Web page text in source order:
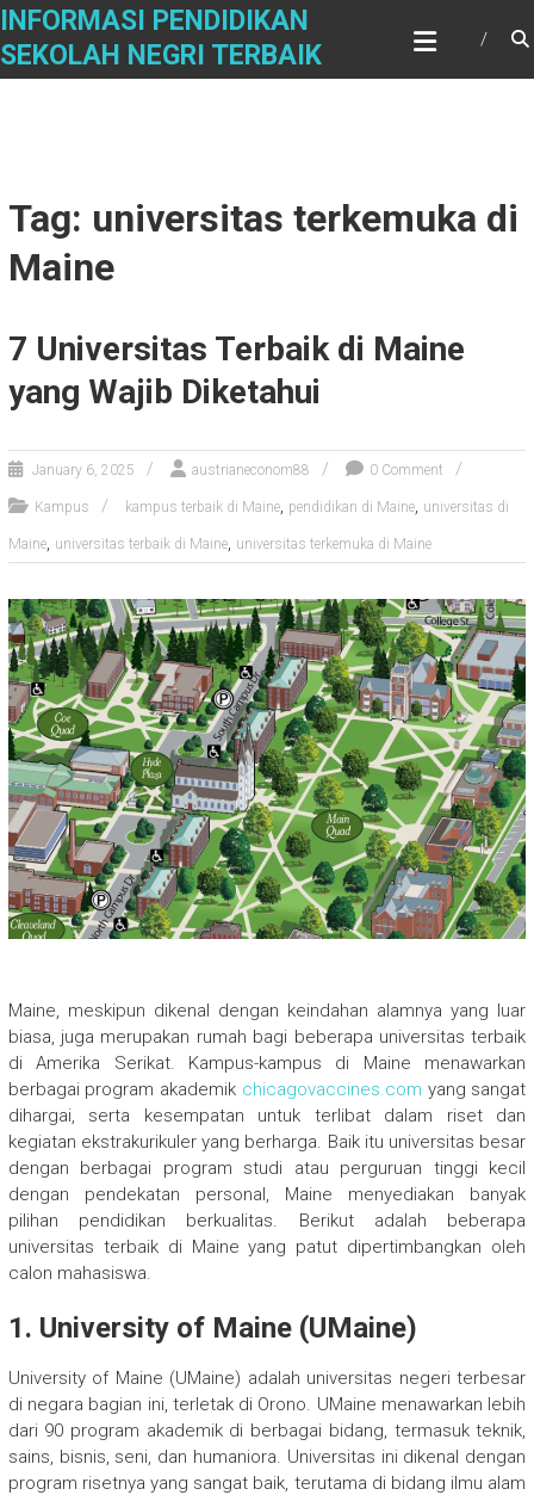
Skip
content
INFORMASI PENDIDIKAN
SEKOLAH NEGRI TERBAIK
Tag: universitas terkemuka di
Maine
7 Universitas Terbaik di Maine
yang Wajib Diketahui
January 6, 2025 austrianeconom88 0 Comment
Kampus kampus terbaik di Maine, pendidikan di Maine, universitas di
Maine, universitas terbaik di Maine, universitas terkemuka di Maine
Maine, meskipun dikenal dengan keindahan alamnya yang luar
biasa, juga merupakan rumah bagi beberapa universitas terbaik
di Amerika Serikat. Kampus-kampus di Maine menawarkan
berbagai program akademik chicagovaccines.com yang sangat
dihargai, serta kesempatan untuk terlibat dalam riset dan
kegiatan ekstrakurikuler yang berharga. Baik itu universitas besar
dengan berbagai program studi atau perguruan tinggi kecil
dengan pendekatan personal, Maine menyediakan banyak
pilihan pendidikan berkualitas. Berikut adalah beberapa
universitas terbaik di Maine yang patut dipertimbangkan oleh
calon mahasiswa.
1. University of Maine (UMaine)
University of Maine (UMaine) adalah universitas negeri terbesar
di negara bagian ini, terletak di Orono. UMaine menawarkan lebih
dari 90 program akademik di berbagai bidang, termasuk teknik,
sains, bisnis, seni, dan humaniora. Universitas ini dikenal dengan
program risetnya yang sangat baik, terutama di bidang ilmu alam